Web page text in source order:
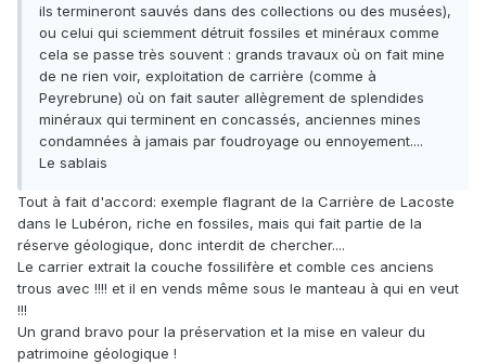
ils termineront sauvés dans des collections ou des musées),
ou celui qui sciemment détruit fossiles et minéraux comme
cela se passe très souvent : grands travaux où on fait mine
de ne rien voir, exploitation de carrière (comme à
Peyrebrune) où on fait sauter allègrement de splendides
minéraux qui terminent en concassés, anciennes mines
condamnées à jamais par foudroyage ou ennoyement....
Le sablais
Tout à fait d'accord: exemple flagrant de la Carrière de Lacoste
dans le Lubéron, riche en fossiles, mais qui fait partie de la
réserve géologique, donc interdit de chercher....
Le carrier extrait la couche fossilifère et comble ces anciens
trous avec !!!! et il en vends même sous le manteau à qui en veut
!!!
Un grand bravo pour la préservation et la mise en valeur du
patrimoine géologique !